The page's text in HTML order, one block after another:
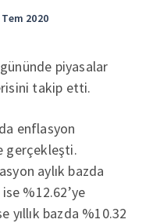
Tem 2020
piyasalar
takip etti.
enflasyon
gerçekleşti.
aylık bazda
%12.62’ye
yıllık bazda %10.32